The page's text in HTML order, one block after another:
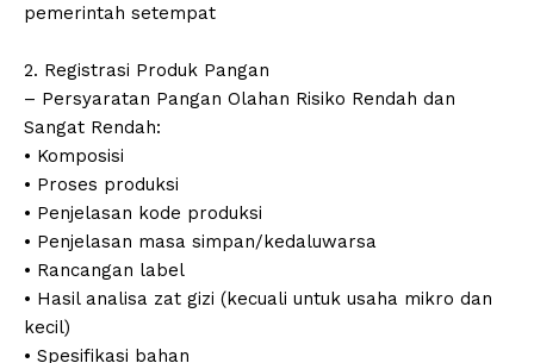
pemerintah setempat
2. Registrasi Produk Pangan
– Persyaratan Pangan Olahan Risiko Rendah dan
Sangat Rendah:
• Komposisi
• Proses produksi
• Penjelasan kode produksi
• Penjelasan masa simpan/kedaluwarsa
• Rancangan label
• Hasil analisa zat gizi (kecuali untuk usaha mikro dan
kecil)
• Spesifikasi bahan